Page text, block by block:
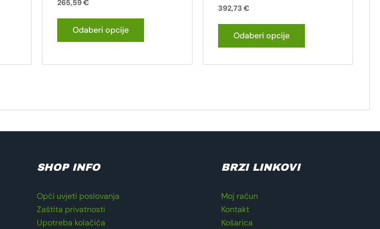
265,59€
Odaberi opcije
392,73 €
Odaberi opcije
SHOP INFO
Opći uvjeti poslovanja
Zaštita privatnosti
Upotreba kolačića
BRZI LINKOVI
Moj račun
Kontakt
Košarica